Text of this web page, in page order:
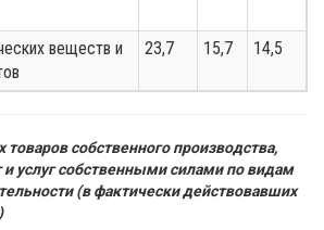
веществ и
23,7 15,7 14,5
собственного производства,
услуг собственными силами по видам
(в фактически действовавших